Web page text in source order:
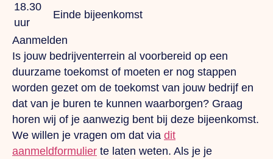
18.30
uur
Einde bijeenkomst
Aanmelden
Is jouw bedrijventerrein al voorbereid op een
duurzame toekomst of moeten er nog stappen
worden gezet om de toekomst van jouw bedrijf en
dat van je buren te kunnen waarborgen? Graag
horen wij of je aanwezig bent bij deze bijeenkomst.
We willen je vragen om dat via dit
aanmeldformulier te laten weten. Als je je